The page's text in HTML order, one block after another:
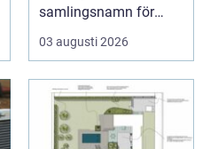
samlingsnamn för
husägare som vill
kombinera lägre ene...
03 augusti 2026